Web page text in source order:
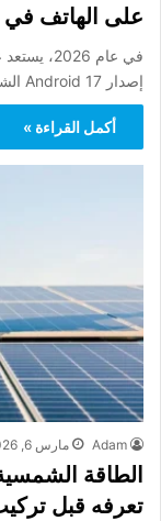
على الهاتف في 2026
في عام
إصدار Android 17 الشامل من Google، والذي يحمل…
أكمل القراءة »
Adam مارس 6, 2026
الطاقة
تعرفه قبل